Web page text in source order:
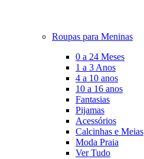
Roupas para Meninas
0 a 24 Meses
1 a 3 Anos
4 a 10 anos
10 a 16 anos
Fantasias
Pijamas
Acessórios
Calcinhas e Meias
Moda Praia
Ver Tudo